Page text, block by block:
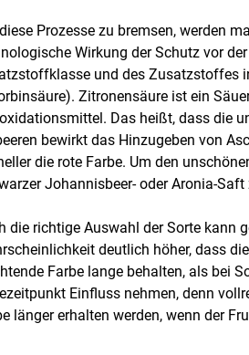
Prozesse zu bremsen, werden
Wirkung der Schutz vor
und des Zusatzstoffes
Zitronensäure ist ein
Das heißt, dass die
bewirkt das Hinzugeben von
die rote Farbe. Um den
Johannisbeer- oder Aronia-
die richtige Auswahl der Sorte kann
deutlich höher, dass
Farbe lange behalten, als bei
Einfluss nehmen, denn
länger erhalten werden, wenn der